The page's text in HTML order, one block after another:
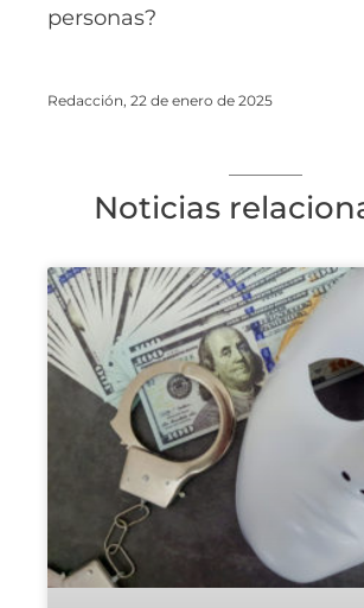
personas?
Redacción, 22 de enero de 2025
Noticias